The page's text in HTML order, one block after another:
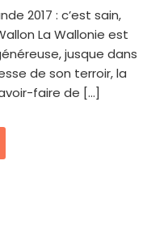
2017 : c’est sain,
La Wallonie est
jusque dans
de son terroir, la
faire de [...]